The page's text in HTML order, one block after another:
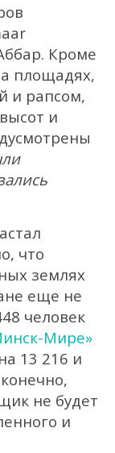
Кроме
площадях,
и рапсом,
и
что
землях
еще не
человек
Мире»
13 216 и
не будет
и